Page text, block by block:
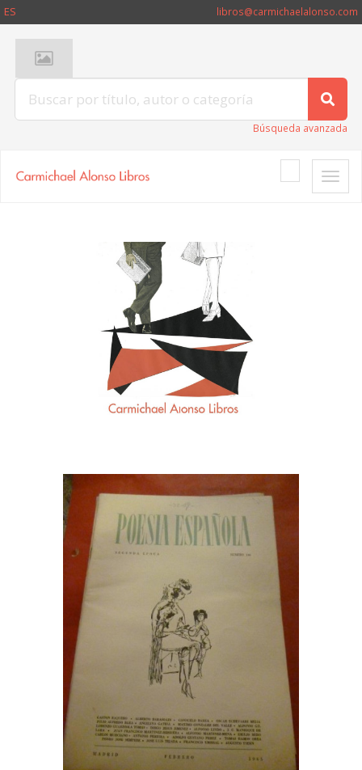
ES libros@carmichaelalonso.com
Búsqueda avanzada
Toggle